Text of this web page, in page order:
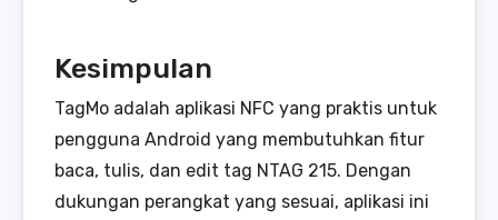
Kesimpulan
TagMo adalah aplikasi NFC yang praktis untuk
pengguna Android yang membutuhkan fitur
baca, tulis, dan edit tag NTAG 215. Dengan
dukungan perangkat yang sesuai, aplikasi ini